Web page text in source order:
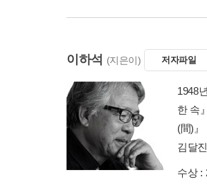
이하석 (지은이) 저자파일
1948
한 속
(間)
김달
수상 :